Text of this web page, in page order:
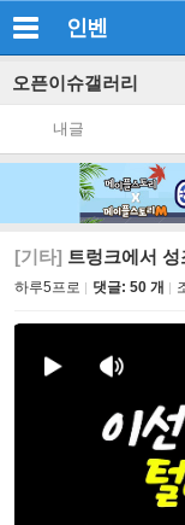
인벤
오픈이슈갤러리
내글
[기타] 트렁크에서
하루5프로 댓글: 50 개